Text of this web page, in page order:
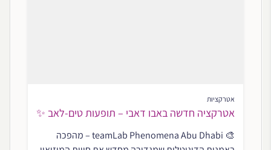
אטרקציות
אטרקציה חדשה באבו דאבי – תופעות טים-לאב ✨
🎨 teamLab Phenomena Abu Dhabi – מהפכה